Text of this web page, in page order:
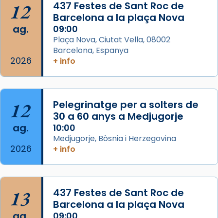
concelebrat el bisbe auxiliar de Barcelona,
Mons. David Abadías.
📸 Dr. G. Simón
Photo
View on Facebook
2 weeks ago
Memòria de les santes Juliana i
Semproniana, verges i màrtirs.
Acompanyant la història de sant Cugat, a
partir de l’Edat Mitjana sorgeix la tradició
que les santes Juliana (“relatiu a Júlia”) i
Semproniana (“relatiu a Semprònia =
eterna”) són deixebles seves. I l’any 1667, el
frare Joan Gaspar Roig, afirma en una obra
12
ag.
2026
437 Festes de Sant Roc de
Barcelona a la plaça Nova
09:00
Plaça Nova, Ciutat Vella, 08002
Barcelona, Espanya
+ info
12
ag.
2026
Pelegrinatge per a solters de
30 a 60 anys a Medjugorje
10:00
Medjugorje, Bòsnia i Herzegovina
+ info
13
437 Festes de Sant Roc de
Barcelona a la plaça Nova